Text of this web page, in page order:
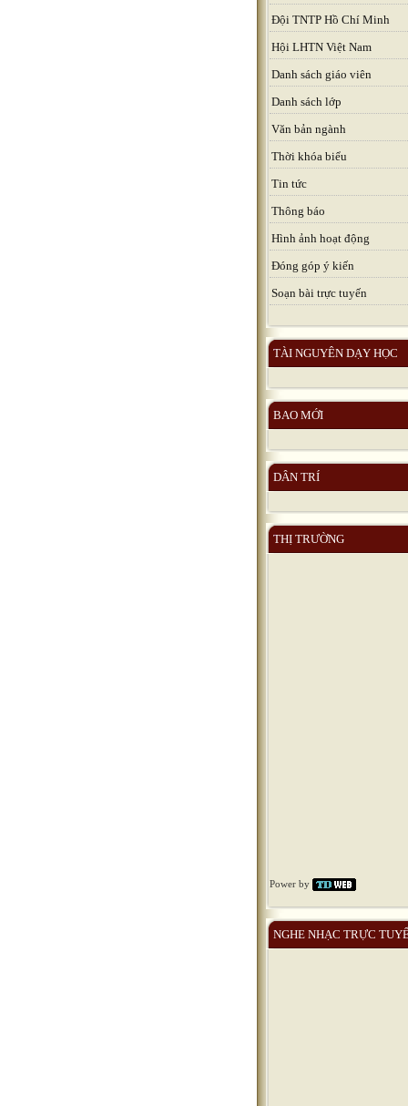
Đội TNTP Hồ Chí Minh
Hội LHTN Việt Nam
Danh sách giáo viên
Danh sách lớp
Văn bản ngành
Thời khóa biểu
Tin tức
Thông báo
Hình ảnh hoạt động
Đóng góp ý kiến
Soạn bài trực tuyến
TÀI NGUYÊN DẠY HỌC
BAO MỚI
DÂN TRÍ
THỊ TRƯỜNG
Power by
NGHE NHẠC TRỰC